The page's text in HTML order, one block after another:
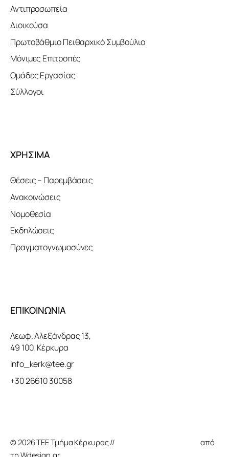
Αντιπροσωπεία
Διοικούσα
Πρωτοβάθμιο Πειθαρχικό Συμβούλιο
Μόνιμες Επιτροπές
Ομάδες Εργασίας
Σύλλογοι
ΧΡΗΣΙΜΑ
Θέσεις – Παρεμβάσεις
Ανακοινώσεις
Νομοθεσία
Εκδηλώσεις
Πραγματογνωμοσύνες
ΕΠΙΚΟΙΝΩΝΙΑ
Λεωφ. Αλεξάνδρας 13,
49 100, Κέρκυρα
info_kerk@tee.gr
+30 26610 30058
© 2026 ΤΕΕ Τμήμα Κέρκυρας // Κατασκευή Ιστοσελίδαςαπό
τη Wdesign.gr